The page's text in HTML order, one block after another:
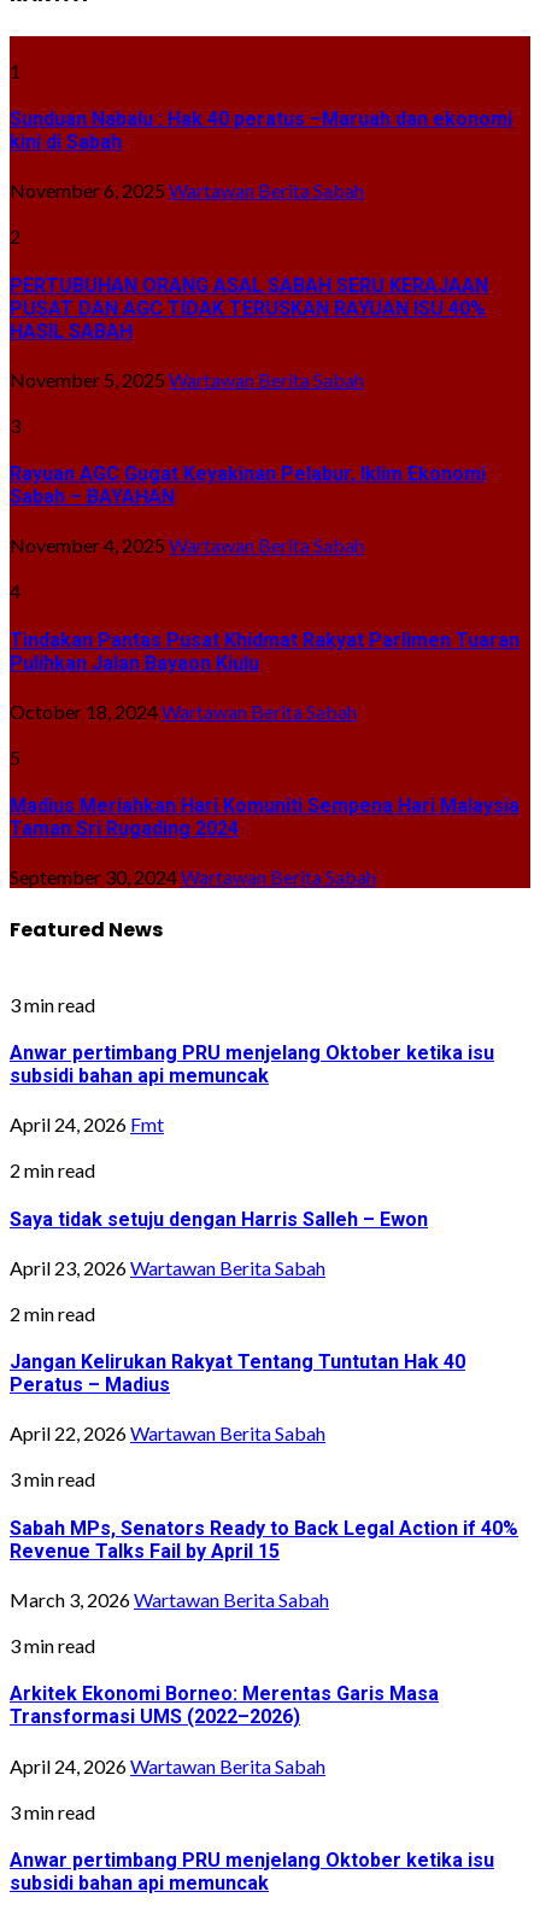
1
Sunduan Nabalu : Hak 40 peratus –Maruah dan ekonomi
kini di Sabah
November 6, 2025 Wartawan Berita Sabah
2
PERTUBUHAN ORANG ASAL SABAH SERU KERAJAAN
PUSAT DAN AGC TIDAK TERUSKAN RAYUAN ISU 40%
HASIL SABAH
November 5, 2025 Wartawan Berita Sabah
3
Rayuan AGC Gugat Keyakinan Pelabur, Iklim Ekonomi
Sabah – BAYAHAN
November 4, 2025 Wartawan Berita Sabah
4
Tindakan Pantas Pusat Khidmat Rakyat Parlimen Tuaran
Pulihkan Jalan Bayaon Kiulu
October 18, 2024Wartawan Berita Sabah
5
Madius Meriahkan Hari Komuniti Sempena Hari Malaysia
Taman Sri Rugading 2024
September 30, 2024Wartawan Berita Sabah
Featured News
3 min read
Anwar pertimbang PRU menjelang Oktober ketika isu
subsidi bahan api memuncak
April 24, 2026 Fmt
2 min read
Saya tidak setuju dengan Harris Salleh – Ewon
April 23, 2026Wartawan Berita Sabah
2 min read
Jangan Kelirukan Rakyat Tentang Tuntutan Hak 40
Peratus – Madius
April 22, 2026Wartawan Berita Sabah
3 min read
Sabah MPs, Senators Ready to Back Legal Action if 40%
Revenue Talks Fail by April 15
March 3, 2026Wartawan Berita Sabah
3 min read
Arkitek Ekonomi Borneo: Merentas Garis Masa
Transformasi UMS (2022–2026)
April 24, 2026Wartawan Berita Sabah
3 min read
Anwar pertimbang PRU menjelang Oktober ketika isu
subsidi bahan api memuncak